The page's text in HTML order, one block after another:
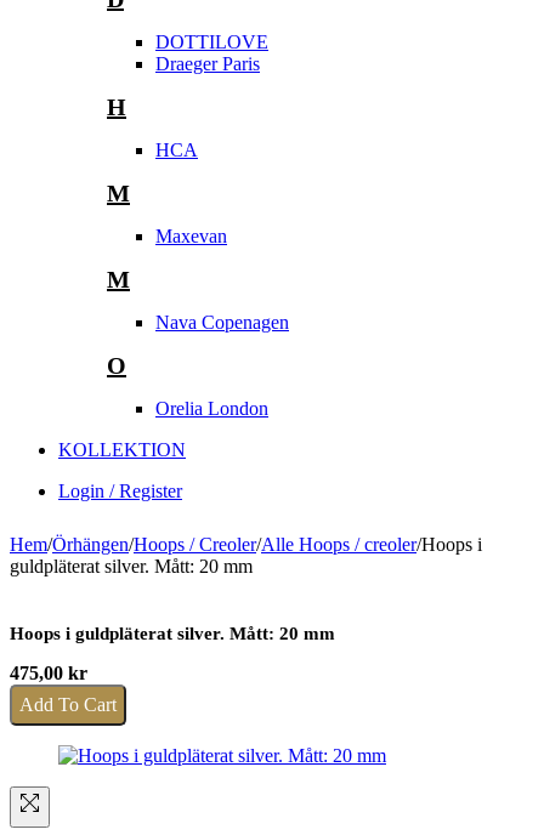
DOTTILOVE
Draeger Paris
H
HCA
M
Maxevan
M
Nava Copenagen
O
Orelia London
KOLLEKTION
Login / Register
Hem/Örhängen/Hoops / Creoler/Alle Hoops / creoler/Hoops i
guldpläterat silver. Mått: 20 mm
Hoops i guldpläterat silver. Mått: 20 mm
475,00 kr
Add To Cart